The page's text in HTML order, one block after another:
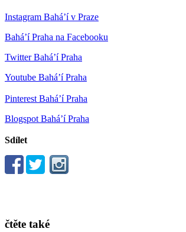
Instagram Bahá’í v Praze
Bahá’í Praha na Facebooku
Twitter Bahá’í Praha
Youtube Bahá’í Praha
Pinterest Bahá’í Praha
Blogspot Bahá’í Praha
Sdílet
čtěte také